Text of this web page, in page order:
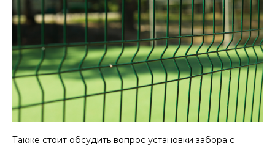
Также стоит обсудить вопрос установки забора с